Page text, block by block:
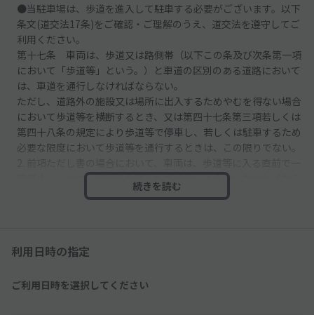
●当駐車場は、歩道を進入して駐車する必要がございます。以下
条文(道交法17条)をご確認・ご理解のうえ、道交法を遵守してご
利用ください。
第十七条 車両は、歩道又は路側帯（以下この条及び次条第一項
において「歩道等」という。）と車道の区別のある道路において
は、車道を通行しなければならない。
ただし、道路外の施設又は場所に出入するためやむを得ない場合
において歩道等を横断するとき、又は第四十七条第三項若しくは
第四十八条の規定により歩道等で停車し、若しくは駐車するため
必要な限度において歩道等を通行するときは、この限りでない。
時停止し、かつ、歩行者の通行を妨げないようにしなければなら
●入庫の際はゲートを開け、出庫時はゲートを閉めてください。
●駐車場内には他の車も駐車するので、掲載写真で駐車位置を確
続きを読む
利用日時の指定
ご利用日時を選択してください